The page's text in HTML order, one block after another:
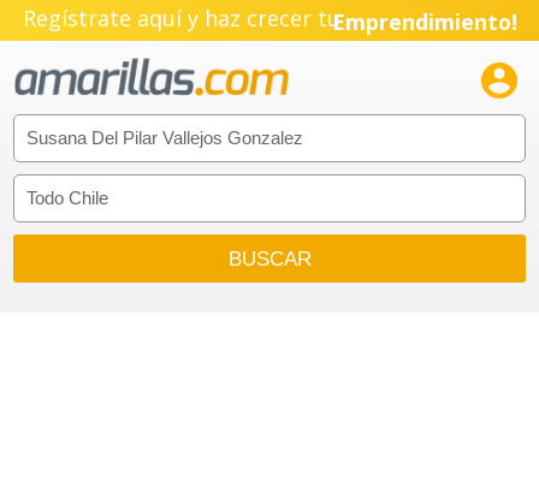
Regístrate aquí y haz crecer tuEmprendimiento!
